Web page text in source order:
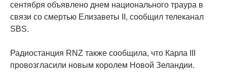
сентября объявлено днем национального траура в
связи со смертью Елизаветы II, сообщил телеканал
SBS.
Радиостанция RNZ также сообщила, что Карла III
провозгласили новым королем Новой Зеландии.